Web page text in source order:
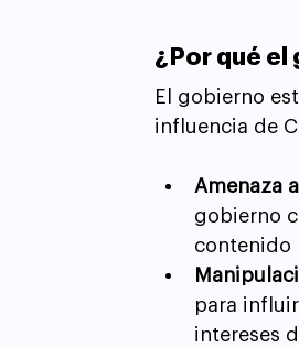
¿Por qué el
El gobierno
influencia de
Amenaza
gobierno
contenido
para
intereses